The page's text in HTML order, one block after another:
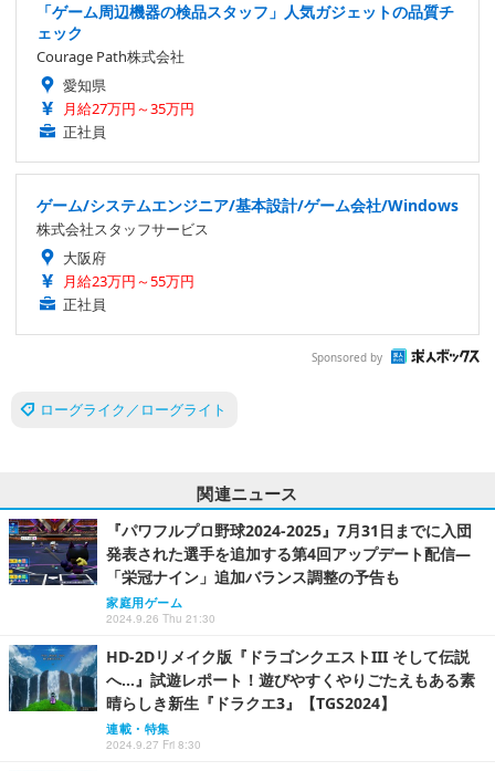
「ゲーム周辺機器の検品スタッフ」人気ガジェットの品質チ
ェック
Courage Path株式会社
愛知県
月給27万円～35万円
正社員
ゲーム/システムエンジニア/基本設計/ゲーム会社/Windows
株式会社スタッフサービス
大阪府
月給23万円～55万円
正社員
Sponsored by
ローグライク／ローグライト
関連ニュース
『パワフルプロ野球2024-2025』7月31日までに入団
発表された選手を追加する第4回アップデート配信―
「栄冠ナイン」追加バランス調整の予告も
家庭用ゲーム
2024.9.26 Thu 21:30
HD-2Dリメイク版『ドラゴンクエストIII そして伝説
へ…』試遊レポート！遊びやすくやりごたえもある素
晴らしき新生『ドラクエ3』【TGS2024】
連載・特集
2024.9.27 Fri 8:30